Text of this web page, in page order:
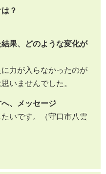
？
果、どのような変化が
力が入らなかったのが
いませんでした。
、メッセージ
いです。（守口市八雲